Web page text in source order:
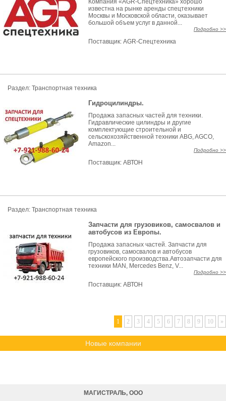
Компания «AGR-Спецтехника» хорошо
известна на рынке аренды спецтехники
Москвы и Московской области, оказывает
большой объем услуг в данной...
Подробно >>
Поставщик: AGR-Спецтехника
Раздел: Транспортная техника
Гидроцилиндры.
Продажа запасных частей для техники.
Гидравлические цилиндры и другие
комплектующие строительной и
сельскохозяйственной техники ABG, AGCO,
Amazon...
Подробно >>
Поставщик: АВТОН
Раздел: Транспортная техника
Запчасти для грузовиков, самосвалов и
автобусов из Европы.
Продажа запасных частей. Запчасти для
грузовиков, самосвалов и автобусов
европейского производства.Автозапчасти для
техники MAN, Mercedes Benz, V...
Подробно >>
Поставщик: АВТОН
1 2 3 4 5 6 7 8 9 10 »
Новые компании
МАГИСТРАЛЬ, ООО